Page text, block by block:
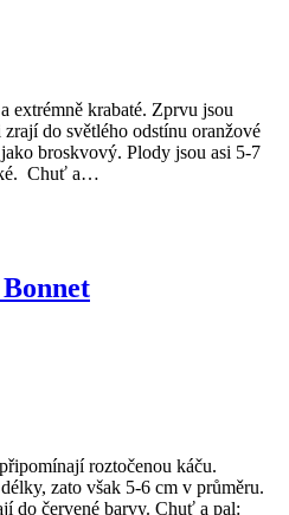
extrémně krabaté. Zprvu jsou
do světlého odstínu oranžové
broskvový. Plody jsou asi 5-7
Chuť a…
roztočenou káču.
zato však 5-6 cm v průměru.
do červené barvy. Chuť a pal: